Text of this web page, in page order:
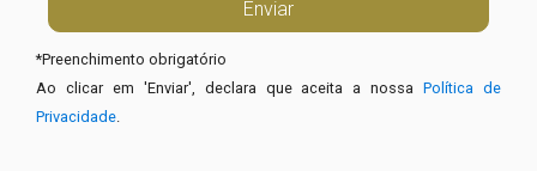
*Preenchimento obrigatório
Ao clicar em 'Enviar', declara que aceita a nossaPolítica de
Privacidade.